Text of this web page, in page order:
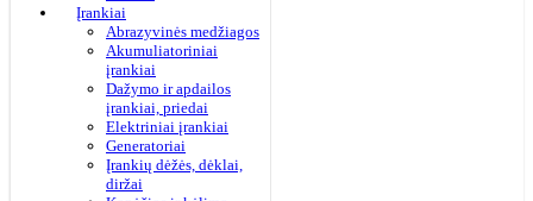
Įrankiai
Abrazyvinės medžiagos
Akumuliatoriniai
įrankiai
Dažymo ir apdailos
įrankiai, priedai
Elektriniai įrankiai
Generatoriai
Įrankių dėžės, dėklai,
diržai